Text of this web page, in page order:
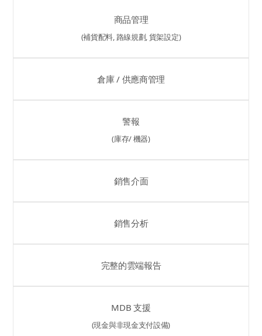
商品管理
(補貨配料, 路線規劃, 貨架設定)
倉庫 / 供應商管理
警報
(庫存/ 機器)
銷售介面
銷售分析
完整的雲端報告
MDB 支援
(現金與非現金支付設備)